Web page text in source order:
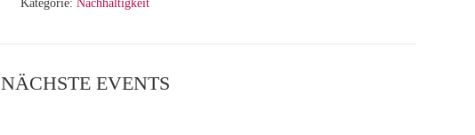
Kategorie:Nachhaltigkeit
NÄCHSTE EVENTS